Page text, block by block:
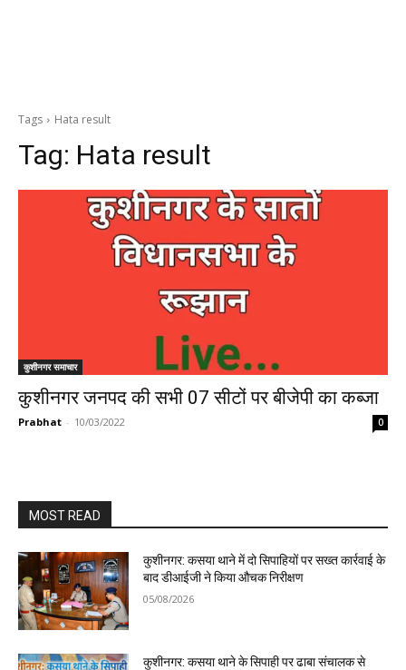
Tags Hata result
Tag: Hata result
कुशीनगर समाचार
कुशीनगर जनपद की सभी 07 सीटों पर बीजेपी का कब्जा
Prabhat - 10/03/2022 0
MOST READ
कुशीनगर: कसया थाने में दो सिपाहियों पर सख्त कार्रवाई के
बाद डीआईजी ने किया औचक निरीक्षण
05/08/2026
कुशीनगर: कसया थाने के सिपाही पर ढाबा संचालक से